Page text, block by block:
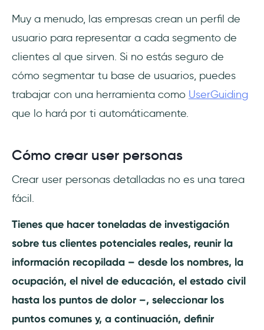
Muy a menudo, las empresas crean un perfil de
usuario para representar a cada segmento de
clientes al que sirven. Si no estás seguro de
cómo segmentar tu base de usuarios, puedes
trabajar con una herramienta como UserGuiding
que lo hará por ti automáticamente.
Cómo crear user personas
Crear user personas detalladas no es una tarea
fácil.
Tienes que hacer toneladas de investigación
sobre tus clientes potenciales reales, reunir la
información recopilada – desde los nombres, la
ocupación, el nivel de educación, el estado civil
hasta los puntos de dolor –, seleccionar los
puntos comunes y, a continuación, definir